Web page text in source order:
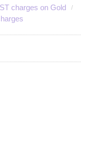
charges on Gold